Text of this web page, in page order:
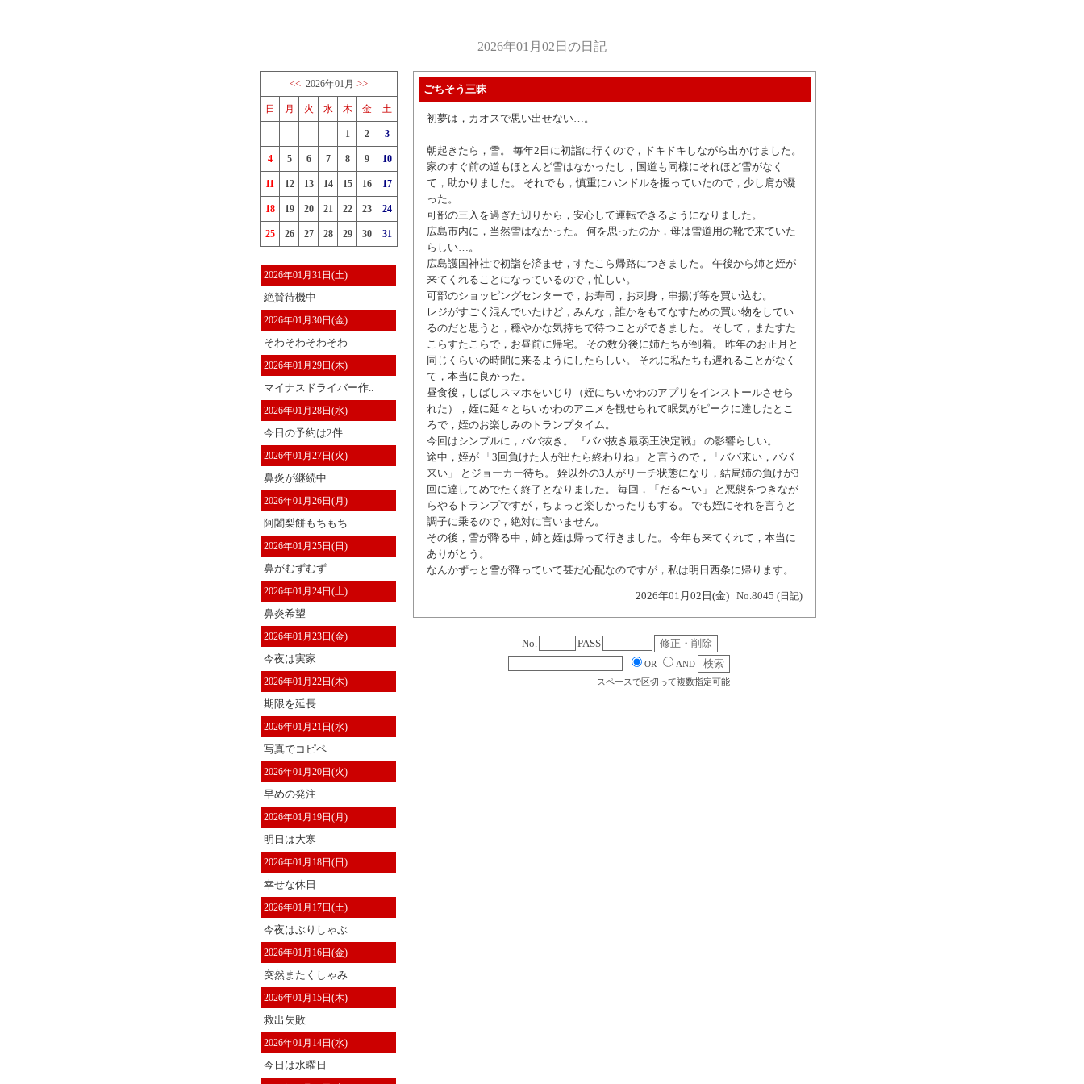
2026年01月02日の日記
<< 2026年01月 >>
日 月 火 水 木 金 土
1 2 3
4 5 6 7 8 9 10
11 12 13 14 15 16 17
18 19 20 21 22 23 24
25 26 27 28 29 30 31
2026年01月31日(土)
絶賛待機中
2026年01月30日(金)
そわそわそわそわ
2026年01月29日(木)
マイナスドライバー作..
2026年01月28日(水)
今日の予約は2件
2026年01月27日(火)
鼻炎が継続中
2026年01月26日(月)
阿闍梨餅もちもち
2026年01月25日(日)
鼻がむずむず
2026年01月24日(土)
鼻炎希望
2026年01月23日(金)
今夜は実家
2026年01月22日(木)
期限を延長
2026年01月21日(水)
写真でコピペ
2026年01月20日(火)
早めの発注
2026年01月19日(月)
明日は大寒
2026年01月18日(日)
幸せな休日
2026年01月17日(土)
今夜はぶりしゃぶ
2026年01月16日(金)
突然またくしゃみ
2026年01月15日(木)
救出失敗
2026年01月14日(水)
今日は水曜日
ごちそう三昧
初夢は，カオスで思い出せない…。
朝起きたら，雪。 毎年2日に初詣に行くので，ドキドキしながら出かけました。
家のすぐ前の道もほとんど雪はなかったし，国道も同様にそれほど雪がなく
て，助かりました。 それでも，慎重にハンドルを握っていたので，少し肩が凝
った。
可部の三入を過ぎた辺りから，安心して運転できるようになりました。
広島市内に，当然雪はなかった。 何を思ったのか，母は雪道用の靴で来ていた
らしい…。
広島護国神社で初詣を済ませ，すたこら帰路につきました。 午後から姉と姪が
来てくれることになっているので，忙しい。
可部のショッピングセンターで，お寿司，お刺身，串揚げ等を買い込む。
レジがすごく混んでいたけど，みんな，誰かをもてなすための買い物をしてい
るのだと思うと，穏やかな気持ちで待つことができました。 そして，またすた
こらすたこらで，お昼前に帰宅。 その数分後に姉たちが到着。 昨年のお正月と
同じくらいの時間に来るようにしたらしい。 それに私たちも遅れることがなく
て，本当に良かった。
昼食後，しばしスマホをいじり（姪にちいかわのアプリをインストールさせら
れた），姪に延々とちいかわのアニメを観せられて眠気がピークに達したとこ
ろで，姪のお楽しみのトランプタイム。
今回はシンプルに，ババ抜き。 『ババ抜き最弱王決定戦』 の影響らしい。
途中，姪が 「3回負けた人が出たら終わりね」 と言うので，「ババ来い，ババ
来い」 とジョーカー待ち。 姪以外の3人がリーチ状態になり，結局姉の負けが3
回に達してめでたく終了となりました。 毎回，「だる〜い」 と悪態をつきなが
らやるトランプですが，ちょっと楽しかったりもする。 でも姪にそれを言うと
調子に乗るので，絶対に言いません。
その後，雪が降る中，姉と姪は帰って行きました。 今年も来てくれて，本当に
ありがとう。
なんかずっと雪が降っていて甚だ心配なのですが，私は明日西条に帰ります。
2026年01月02日(金) No.8045 (日記)
No. PASS
OR
AND
スペースで区切って複数指定可能